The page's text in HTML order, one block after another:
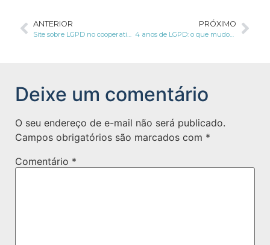
ANTERIOR
Site sobre LGPD no cooperativismo é criado pelo Sistema OCB
PRÓXIMO
4 anos de LGPD: o que mudou desde a publicação da lei?
Deixe um comentário
O seu endereço de e-mail não será publicado.
Campos obrigatórios são marcados com *
Comentário *